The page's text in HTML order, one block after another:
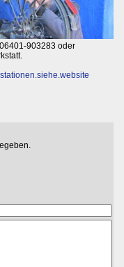
903283 oder